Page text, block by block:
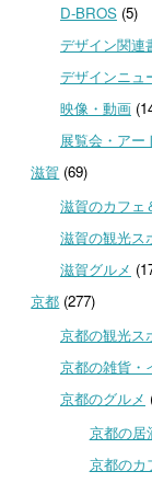
D-BROS(5)
デザイン関連
デザインニュ
映像・動画
展覧会・アー
滋賀 (69)
滋賀のカフェ
滋賀の観光ス
滋賀グルメ
京都 (277)
京都の観光ス
京都の雑貨・
京都のグルメ
京都の居
京都のカ